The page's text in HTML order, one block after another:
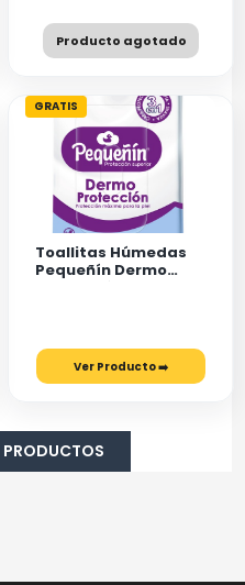
Producto agotado
GRATIS
Toallitas Húmedas
Pequeñín Dermo
Ver Producto ➡️